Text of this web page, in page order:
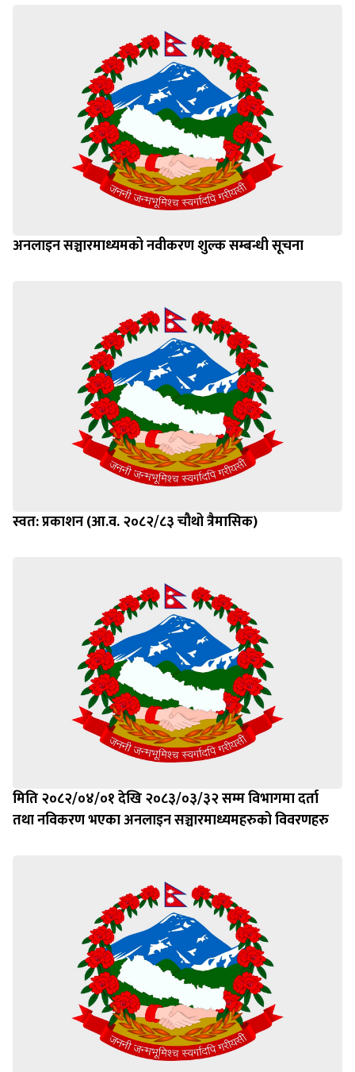
अनलाइन सञ्चारमाध्यमको नवीकरण शुल्क सम्बन्धी सूचना
स्वत: प्रकाशन (आ.व. २०८२/८३ चौथो त्रैमासिक)
मिति २०८२/०४/०१ देखि २०८३/०३/३२ सम्म विभागमा दर्ता
तथा नविकरण भएका अनलाइन सञ्चारमाध्यमहरुको विवरणहरु